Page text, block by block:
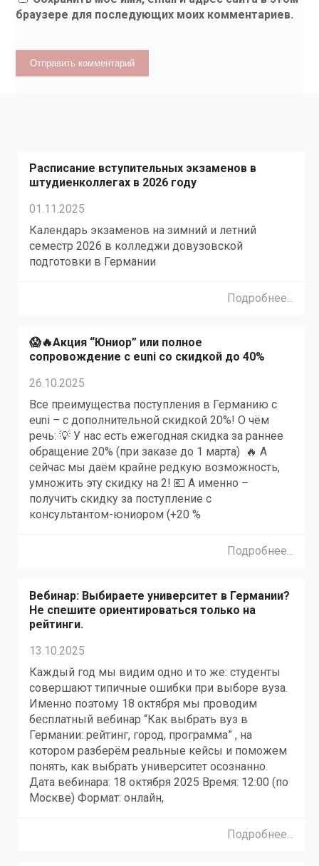
браузере для последующих моих комментариев.
Расписание вступительных экзаменов в
штудиенколлегах в 2026 году
01.11.2025
Календарь экзаменов на зимний и летний
семестр 2026 в колледжи довузовской
подготовки в Германии
Подробнее...
😱🔥Акция “Юниор” или полное
сопровождение с euni со скидкой до 40%
26.10.2025
Все преимущества поступления в Германию с
euni – с дополнительной скидкой 20%! О чём
речь: 💡 У нас есть ежегодная скидка за раннее
обращение 20% (при заказе до 1 марта) 🔥 А
сейчас мы даём крайне редкую возможность,
умножить эту скидку на 2! 💶 А именно –
получить скидку за поступление с
консультантом-юниором (+20 %
Подробнее...
Вебинар: Выбираете университет в Германии?
Не спешите ориентироваться только на
рейтинги.
13.10.2025
Каждый год мы видим одно и то же: студенты
совершают типичные ошибки при выборе вуза.
Именно поэтому 18 октября мы проводим
бесплатный вебинар “Как выбрать вуз в
Германии: рейтинг, город, программа” , на
котором разберём реальные кейсы и поможем
понять, как выбрать университет осознанно.
Дата вебинара: 18 октября 2025 Время: 12:00 (по
Москве) Формат: онлайн,
Подробнее...